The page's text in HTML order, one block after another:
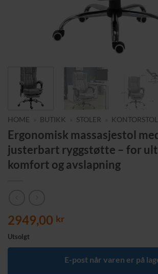
HOME BUTIKK STOLER
Ergonomisk massasjestol
justerbart ryggstøtte – for
komfort og avslapning
2949,00 kr
Utsolgt
E-post når varen er på